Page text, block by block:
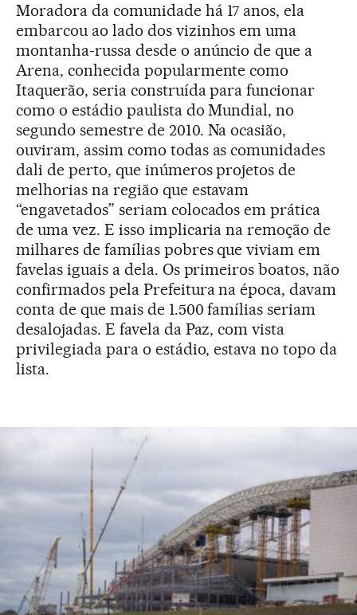
Moradora da comunidade há 17 anos, ela
embarcou ao lado dos vizinhos em uma
montanha-russa desde o anúncio de que a
Arena, conhecida popularmente como
Itaquerão, seria construída para funcionar
como o estádio paulista do Mundial, no
segundo semestre de 2010. Na ocasião,
ouviram, assim como todas as comunidades
dali de perto, que inúmeros projetos de
melhorias na região que estavam
“engavetados” seriam colocados em prática
de uma vez. E isso implicaria na remoção de
milhares de famílias pobres que viviam em
favelas iguais a dela. Os primeiros boatos, não
confirmados pela Prefeitura na época, davam
conta de que mais de 1.500 famílias seriam
desalojadas. E favela da Paz, com vista
privilegiada para o estádio, estava no topo da
lista.